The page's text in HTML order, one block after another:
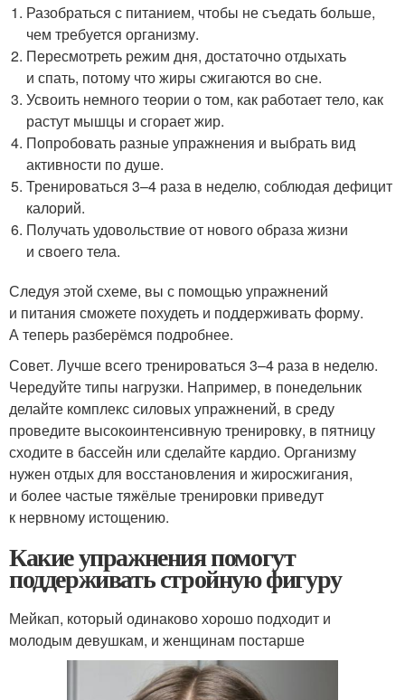
Разобраться с питанием, чтобы не съедать больше,
чем требуется организму.
Пересмотреть режим дня, достаточно отдыхать
и спать, потому что жиры сжигаются во сне.
Усвоить немного теории о том, как работает тело, как
растут мышцы и сгорает жир.
Попробовать разные упражнения и выбрать вид
активности по душе.
Тренироваться 3–4 раза в неделю, соблюдая дефицит
калорий.
Получать удовольствие от нового образа жизни
и своего тела.
Следуя этой схеме, вы с помощью упражнений
и питания сможете похудеть и поддерживать форму.
А теперь разберёмся подробнее.
Совет. Лучше всего тренироваться 3–4 раза в неделю.
Чередуйте типы нагрузки. Например, в понедельник
делайте комплекс силовых упражнений, в среду
проведите высокоинтенсивную тренировку, в пятницу
сходите в бассейн или сделайте кардио. Организму
нужен отдых для восстановления и жиросжигания,
и более частые тяжёлые тренировки приведут
к нервному истощению.
Какие упражнения помогут
поддерживать стройную фигуру
Мейкап, который одинаково хорошо подходит и
молодым девушкам, и женщинам постарше